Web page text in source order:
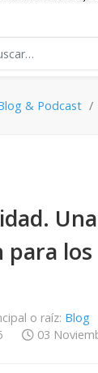
& Podcast
para los
o raíz: Blog
03